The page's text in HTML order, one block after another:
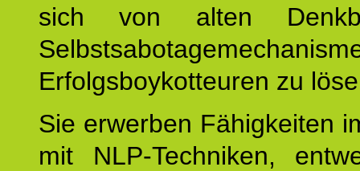
sich von alten
Erfolgsboykotteuren zu
Sie erwerben Fähigkeiten
mit NLP-Techniken,